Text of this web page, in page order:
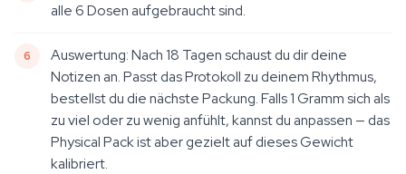
alle 6 Dosen aufgebraucht sind.
Auswertung: Nach 18 Tagen schaust du dir deine
Notizen an. Passt das Protokoll zu deinem Rhythmus,
bestellst du die nächste Packung. Falls 1 Gramm sich als
zu viel oder zu wenig anfühlt, kannst du anpassen — das
Physical Pack ist aber gezielt auf dieses Gewicht
kalibriert.